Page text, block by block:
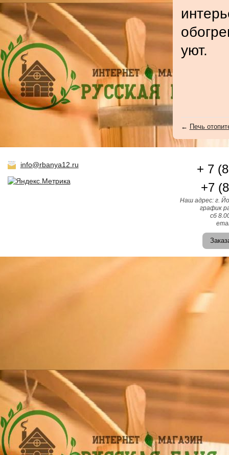
уют.
← Печь
info@rbanya12.ru
+ 7
+7
Наш адрес: г.
график
сб